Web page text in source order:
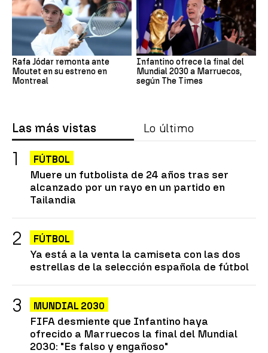
Rafa Jódar remonta ante
Moutet en su estreno en
Montreal
Infantino ofrece la final del
Mundial 2030 a Marruecos,
según The Times
Las más vistas Lo último
FÚTBOL
Muere un futbolista de 24 años tras ser
alcanzado por un rayo en un partido en
Tailandia
FÚTBOL
Ya está a la venta la camiseta con las dos
estrellas de la selección española de fútbol
MUNDIAL 2030
FIFA desmiente que Infantino haya
ofrecido a Marruecos la final del Mundial
2030: "Es falso y engañoso"